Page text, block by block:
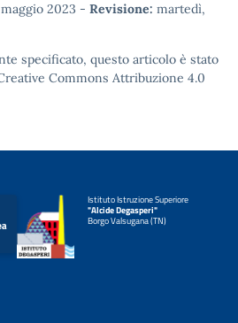
2023 - Revisione: martedì,
specificato, questo articolo è stato
Commons Attribuzione 4.0
Istituto Istruzione Superiore
"Alcide Degasperi"
Borgo Valsugana (TN)